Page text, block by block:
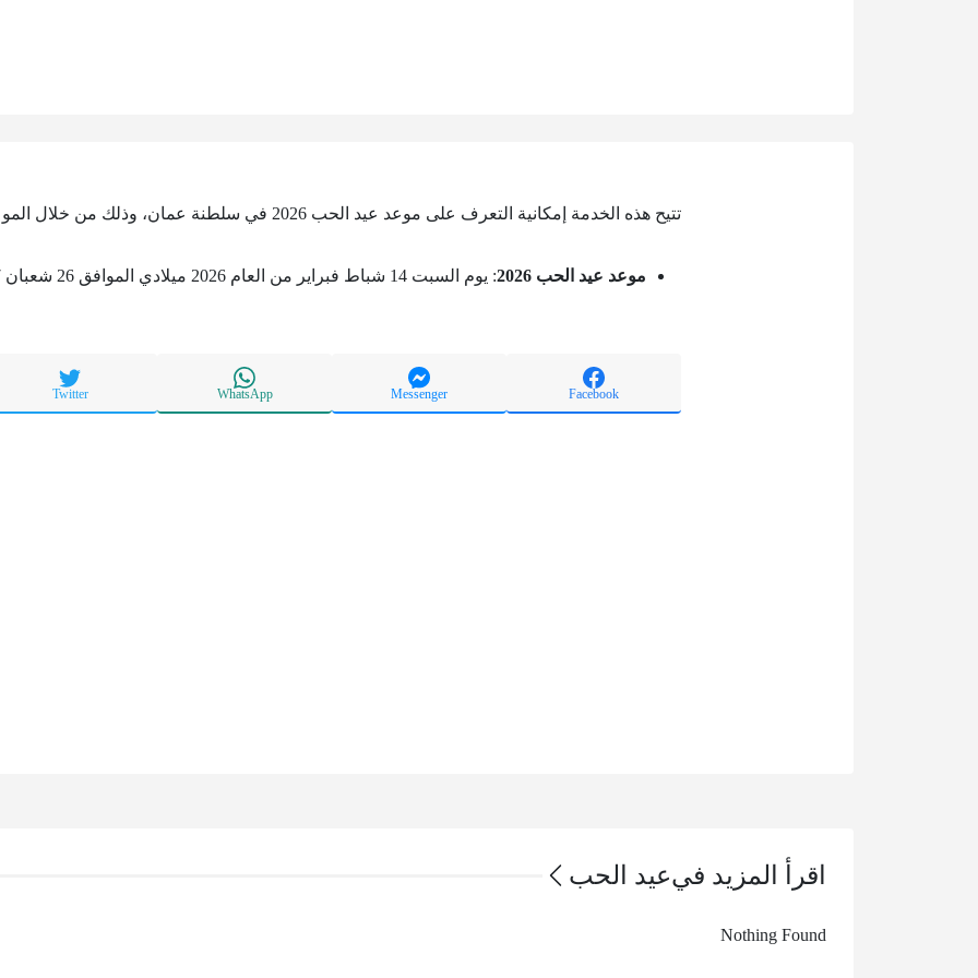
تتيح هذه الخدمة إمكانية التعرف على موعد عيد الحب 2026 في سلطنة عمان، وذلك من خلال الموعد التالي:
موعد عيد الحب 2026 : يوم السبت 14 شباط فبراير من العام 2026 ميلادي الموافق 26 شعبان 1447 هجري.
Facebook
Messenger
WhatsApp
Twitter
اقرأ المزيد فيعيد الحب
Nothing Found